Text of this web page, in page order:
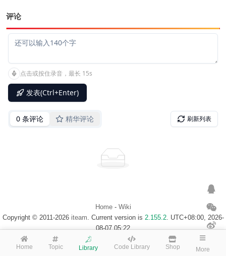
Home Topic Library Code Library Shop More
评论
Home- Wiki
Copyright © 2011-2026 iteam. Current version is 2.155.2. UTC+08:00, 2026-
08-07 05:22
浙ICP备14020137号-1
$Map of visitor$